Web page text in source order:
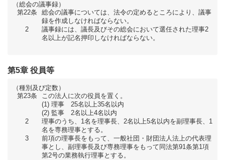
（総会の議事録）
第22条
総会の議事については、法令の定めるところにより、議事
録を作成しなければならない。
2
議事録には、議長及びその総会において選任された理事2
名以上が記名押印しなければならない。
第5章 役員等
（種別及び定数）
第23条
この法人に次の役員を置く。
理事 25名以上35名以内
監事 2名以上4名以内
2
理事のうち、1名を理事長、2名以上5名以内を副理事長、1
名を専務理事とする。
3
前項の理事長をもって、一般社団・財団法人法上の代表理
事とし、副理事長及び専務理事をもって同法第91条第1項
第2号の業務執行理事とする。